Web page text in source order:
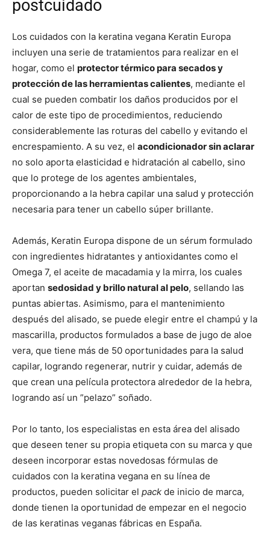
postcuidado
Los cuidados con la keratina vegana Keratin Europa
incluyen una serie de tratamientos para realizar en el
hogar, como el protector térmico para secados y
protección de las herramientas calientes, mediante el
cual se pueden combatir los daños producidos por el
calor de este tipo de procedimientos, reduciendo
considerablemente las roturas del cabello y evitando el
encrespamiento. A su vez, el acondicionador sin aclarar
no solo aporta elasticidad e hidratación al cabello, sino
que lo protege de los agentes ambientales,
proporcionando a la hebra capilar una salud y protección
necesaria para tener un cabello súper brillante.
Además, Keratin Europa dispone de un sérum formulado
con ingredientes hidratantes y antioxidantes como el
Omega 7, el aceite de macadamia y la mirra, los cuales
aportan sedosidad y brillo natural al pelo, sellando las
puntas abiertas. Asimismo, para el mantenimiento
después del alisado, se puede elegir entre el champú y la
mascarilla, productos formulados a base de jugo de aloe
vera, que tiene más de 50 oportunidades para la salud
capilar, logrando regenerar, nutrir y cuidar, además de
que crean una película protectora alrededor de la hebra,
logrando así un ”pelazo” soñado.
Por lo tanto, los especialistas en esta área del alisado
que deseen tener su propia etiqueta con su marca y que
deseen incorporar estas novedosas fórmulas de
cuidados con la keratina vegana en su línea de
productos, pueden solicitar el pack de inicio de marca,
donde tienen la oportunidad de empezar en el negocio
de las keratinas veganas fábricas en España.